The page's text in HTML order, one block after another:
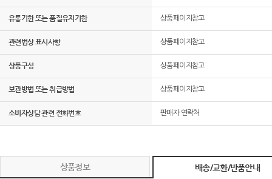
유통기한 또는 품질유지기한 상품페이지참고
관련법상 표시사항 상품페이지참고
상품구성 상품페이지참고
보관방법 또는 취급방법 상품페이지참고
소비자상담 관련 전화번호 판매자 연락처
상품정보 배송/교환/반품안내